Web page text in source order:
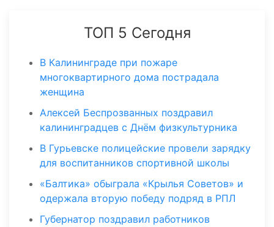
ТОП 5 Сегодня
В Калининграде при пожаре
многоквартирного дома пострадала
женщина
Алексей Беспрозванных поздравил
калининградцев с Днём физкультурника
В Гурьевске полицейские провели зарядку
для воспитанников спортивной школы
«Балтика» обыграла «Крылья Советов» и
одержала вторую победу подряд в РПЛ
Губернатор поздравил работников